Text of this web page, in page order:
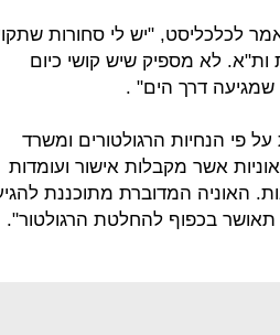
לכלכליסט, "יש לי סחורות
לא מספיק שיש קושי כיום
שמגיעה דרך הים" .
פי הנחיות הרגולטורים ומשרד
אשר מקבלות אישור ועומדות
האוניה המדוברת מתוכננת
בכפוף להחלטת הרגולטור".